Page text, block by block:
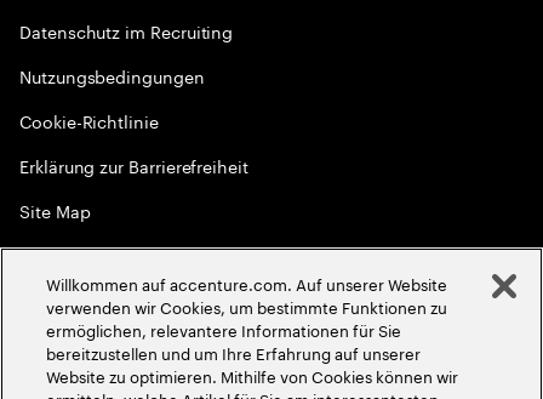
Datenschutz im Recruiting
Nutzungsbedingungen
Cookie-Richtlinie
Erklärung zur Barrierefreiheit
Site Map
Globale Meritokratie
2026Accenture. Alle Rechte vorbehalten
Willkommen auf accenture.com. Auf unserer Website
verwenden wir Cookies, um bestimmte Funktionen zu
ermöglichen, relevantere Informationen für Sie
bereitzustellen und um Ihre Erfahrung auf unserer
Website zu optimieren. Mithilfe von Cookies können wir